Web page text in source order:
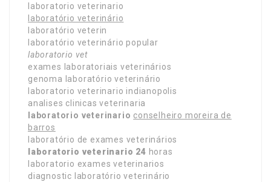
laboratorio veterinario
laboratório veterinário
laboratório veterin
laboratório veterinário popular
laboratorio vet
exames laboratoriais veterinários
genoma laboratório veterinário
laboratorio veterinario indianopolis
analises clinicas veterinaria
laboratorio veterinario conselheiro moreira de
barros
laboratório de exames veterinários
laboratorio veterinario 24 horas
laboratorio exames veterinarios
diagnostic laboratório veterinário